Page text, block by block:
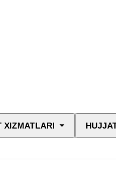
XIZMATLARI